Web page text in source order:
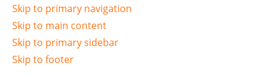
Skip to primary navigation
Skip to main content
Skip to primary sidebar
Skip to footer